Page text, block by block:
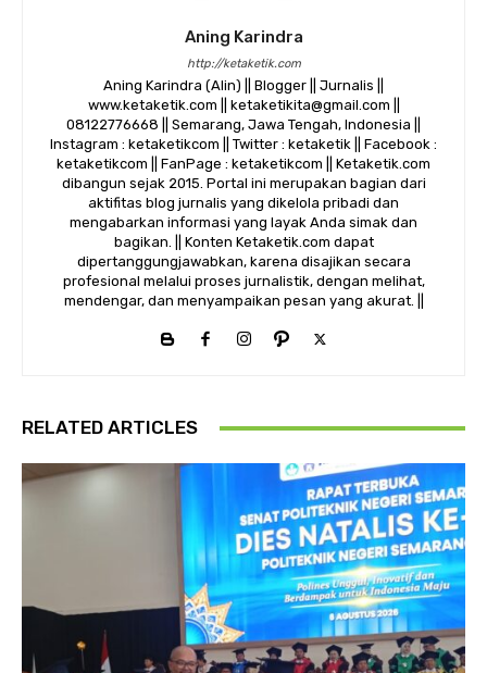
Aning Karindra
http://ketaketik.com
Aning Karindra (Alin) || Blogger || Jurnalis ||
www.ketaketik.com || ketaketikita@gmail.com ||
08122776668 || Semarang, Jawa Tengah, Indonesia ||
Instagram : ketaketikcom || Twitter : ketaketik || Facebook :
ketaketikcom || FanPage : ketaketikcom || Ketaketik.com
dibangun sejak 2015. Portal ini merupakan bagian dari
aktifitas blog jurnalis yang dikelola pribadi dan
mengabarkan informasi yang layak Anda simak dan
bagikan. || Konten Ketaketik.com dapat
dipertanggungjawabkan, karena disajikan secara
profesional melalui proses jurnalistik, dengan melihat,
mendengar, dan menyampaikan pesan yang akurat. ||
RELATED ARTICLES